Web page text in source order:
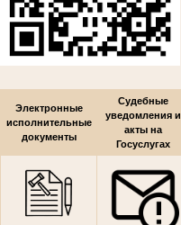
Электронные
исполнительные
документы
Судебные
уведомления и
акты на
Госуслугах